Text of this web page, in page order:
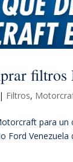
| Filtros,
para
Ford